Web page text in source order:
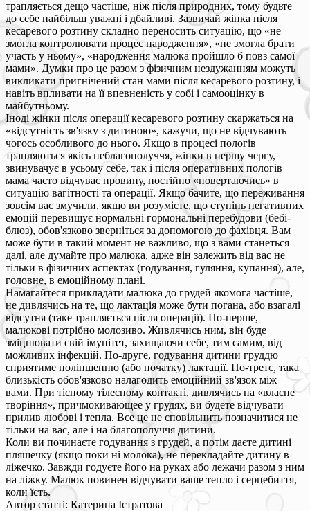
трапляється дещо частіше, ніж після природних, тому будьте
до себе найбільш уважні і дбайливі. Зазвичай жінка після
кесаревого розтину складно переносить ситуацію, що «не
змогла контролювати процес народження», «не змогла брати
участь у ньому», «народження малюка пройшло б повз самої
мами». Думки про це разом з фізичним нездужанням можуть
викликати пригнічений стан мами після кесаревого розтину, і
навіть впливати на її впевненість у собі і самооцінку в
майбутньому.
Іноді жінки після операції кесаревого розтину скаржаться на
«відсутність зв'язку з дитиною», кажучи, що не відчувають
чогось особливого до нього. Якщо в процесі пологів
трапляються якісь неблагополуччя, жінки в першу чергу,
звинувачує в усьому себе, так і після оперативних пологів
мама часто відчуває провину, постійно «повертаючись» в
ситуацію вагітності та операції. Якщо бачите, що переживання
зовсім вас змучили, якщо ви розумієте, що ступінь негативних
емоцій перевищує нормальні гормональні перебудови (бебі-
блюз), обов'язково зверніться за допомогою до фахівця. Вам
може бути в такий момент не важливо, що з вами станеться
далі, але думайте про малюка, адже він залежить від вас не
тільки в фізичних аспектах (годування, гуляння, купання), але,
головне, в емоційному плані.
Намагайтеся прикладати малюка до грудей якомога частіше,
не дивлячись на те, що лактація може бути погана, або взагалі
відсутня (таке трапляється після операції). По-перше,
малюкові потрібно молозиво. Живлячись ним, він буде
зміцнювати свій імунітет, захищаючи себе, тим самим, від
можливих інфекцій. По-друге, годування дитини груддю
сприятиме поліпшенню (або початку) лактації. По-третє, така
близькість обов'язково налагодить емоційний зв'язок між
вами. При тісному тілесному контакті, дивлячись на «власне
творіння», причмокивающее у грудях, ви будете відчувати
прилив любові і тепла. Все це не сповільнить позначитися не
тільки на вас, але і на благополуччя дитини.
Коли ви починаєте годування з грудей, а потім даєте дитині
пляшечку (якщо поки ні молока), не перекладайте дитину в
ліжечко. Завжди годуєте його на руках або лежачи разом з ним
на ліжку. Малюк повинен відчувати ваше тепло і серцебиття,
коли їсть.
Автор статті: Катерина Істратова